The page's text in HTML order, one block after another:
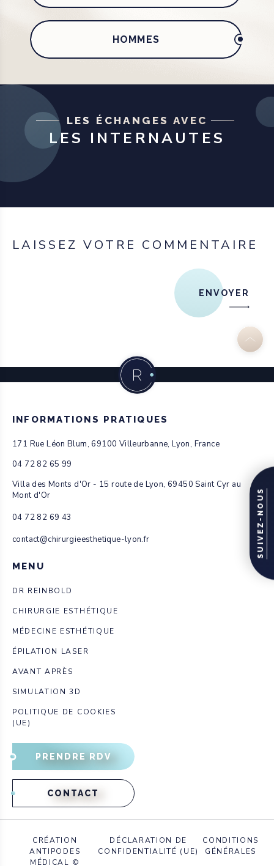
SUIVEZ-NOUS
HOMMES
LES ÉCHANGES AVEC
LES INTERNAUTES
LAISSEZ VOTRE COMMENTAIRE
ENVOYER
INFORMATIONS PRATIQUES
171 Rue Léon Blum, 69100 Villeurbanne, Lyon, France
04 72 82 65 99
Villa des Monts d'Or - 15 route de Lyon, 69450 Saint Cyr au
Mont d'Or
04 72 82 69 43
contact@chirurgieesthetique-lyon.fr
MENU
DR REINBOLD
CHIRURGIE ESTHÉTIQUE
MÉDECINE ESTHÉTIQUE
ÉPILATION LASER
AVANT APRÈS
SIMULATION 3D
POLITIQUE DE COOKIES
(UE)
PRENDRE RDV
CONTACT
CRÉATION
ANTIPODES
MÉDICAL ©
DÉCLARATION DE
CONFIDENTIALITÉ (UE)
CONDITIONS
GÉNÉRALES